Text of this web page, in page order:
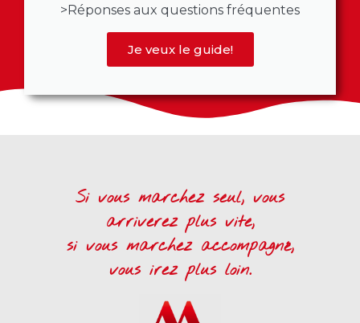
>Réponses aux questions fréquentes
Je veux le guide!
Si vous marchez seul, vous
arriverez plus vite,
si vous marchez accompagné,
vous irez plus loin.